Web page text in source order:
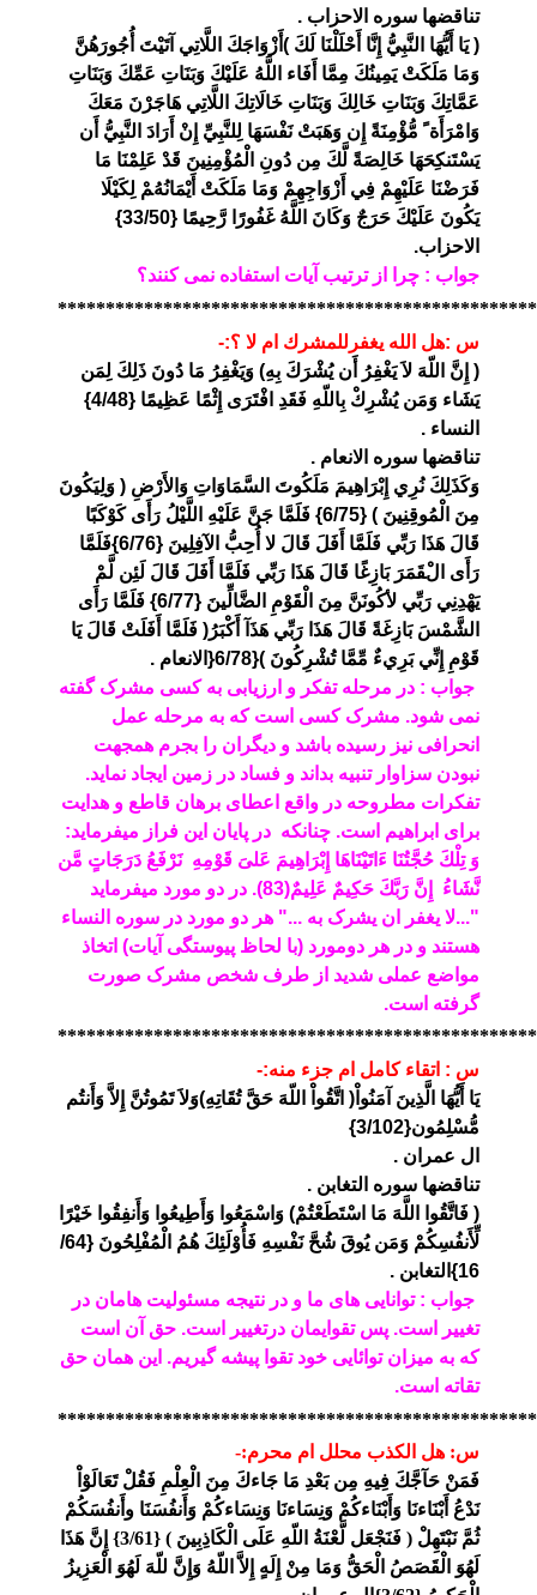
تناقضها سوره الاحزاب .
( يَا أَيُّهَا النَّبِيُّ إِنَّا أَحْلَلْنَا لَكَ )أَزْوَاجَكَ اللَّاتِي آتَيْتَ أُجُورَهُنَّ
وَمَا مَلَكَتْ يَمِينُكَ مِمَّا أَفَاء اللَّهُ عَلَيْكَ وَبَنَاتِ عَمِّكَ وَبَنَاتِ
عَمَّاتِكَ وَبَنَاتِ خَالِكَ وَبَنَاتِ خَالَاتِكَ اللَّاتِي هَاجَرْنَ مَعَكَ
وَامْرَأَة ً مُّؤْمِنَةً إِن وَهَبَتْ نَفْسَهَا لِلنَّبِيِّ إِنْ أَرَادَ النَّبِيُّ أَن
يَسْتَنكِحَهَا خَالِصَةً لَّكَ مِن دُونِ الْمُؤْمِنِينَ قَدْ عَلِمْنَا مَا
فَرَضْنَا عَلَيْهِمْ فِي أَزْوَاجِهِمْ وَمَا مَلَكَتْ أَيْمَانُهُمْ لِكَيْلَا
يَكُونَ عَلَيْكَ حَرَجٌ وَكَانَ اللَّهُ غَفُورًا رَّحِيمًا {33/50}
الاحزاب.
جواب : چرا از ترتیب آیات استفاده نمی کنند؟
س :هل الله يغفرللمشرك ام لا ؟:-
( إِنَّ اللّهَ لاَ يَغْفِرُ أَن يُشْرَكَ بِهِ) وَيَغْفِرُ مَا دُونَ ذَلِكَ لِمَن
يَشَاء وَمَن يُشْرِكْ بِاللّهِ فَقَدِ افْتَرَى إِثْمًا عَظِيمًا {4/48}
النساء .
تناقضها سوره الانعام .
وَكَذَلِكَ نُرِي إِبْرَاهِيمَ مَلَكُوتَ السَّمَاوَاتِ وَالأَرْضِ ( وَلِيَكُونَ
مِنَ الْمُوقِنِينَ ) {6/75} فَلَمَّا جَنَّ عَلَيْهِ اللَّيْلُ رَأَى كَوْكَبًا
قَالَ هَذَا رَبِّي فَلَمَّا أَفَلَ قَالَ لا أُحِبُّ الآفِلِينَ {6/76}فَلَمَّا
رَأَى الْقَمَرَ بَازِغًا قَالَ هَذَا رَبِّي فَلَمَّا أَفَلَ قَالَ لَئِن لَّمْ
يَهْدِنِي رَبِّي لأكُونَنَّ مِنَ الْقَوْمِ الضَّالِّينَ {6/77} فَلَمَّا رَأَى
الشَّمْسَ بَازِغَةً قَالَ هَذَا رَبِّي هَذَآ أَكْبَرُ( فَلَمَّا أَفَلَتْ قَالَ يَا
قَوْمِ إِنِّي بَرِيءٌ مِّمَّا تُشْرِكُونَ ){6/78{الانعام .
جواب : در مرحله تفکر و ارزیابی به کسی مشرک گفته
نمی شود. مشرک کسی است که به مرحله عمل
انحرافی نیز رسیده باشد و دیگران را بجرم همجهت
نبودن سزاوار تنبیه بداند و فساد در زمین ایجاد نماید.
تفکرات مطروحه در واقع اعطای برهان قاطع و هدایت
برای ابراهیم است. چنانکه در پایان این فراز میفرماید:
وَ تِلْكَ حُجَّتُنَا ءَاتَيْنَاهَا إِبْرَاهِيمَ عَلىَ‏ قَوْمِهِ نَرْفَعُ دَرَجَاتٍ مَّن
نَّشَاءُ إِنَّ رَبَّكَ حَكِيمٌ عَلِيمٌ(83). در دو مورد میفرماید
"...لا یغفر ان یشرک به ..." هر دو مورد در سوره النساء
هستند و در هر دومورد (با لحاظ پیوستگی آیات) اتخاذ
مواضع عملی شدید از طرف شخص مشرک صورت
گرفته است.
س : اتقاء كامل ام جزء منه:-
يَا أَيُّهَا الَّذِينَ آمَنُواْ( اتَّقُواْ اللّهَ حَقَّ تُقَاتِهِ)وَلاَ تَمُوتُنَّ إِلاَّ وَأَنتُم
مُّسْلِمُون{3/102}
ال عمران .
تناقضها سوره التغابن .
( فَاتَّقُوا اللَّهَ مَا اسْتَطَعْتُمْ) وَاسْمَعُوا وَأَطِيعُوا وَأَنفِقُوا خَيْرًا
لِّأَنفُسِكُمْ وَمَن يُوقَ شُحَّ نَفْسِهِ فَأُوْلَئِكَ هُمُ الْمُفْلِحُونَ {64/
16}التغابن .
جواب : توانایی های ما و در نتیجه مسئولیت هامان در
تغییر است. پس تقوایمان درتغییر است. حق آن است
که به میزان توائایی خود تقوا پیشه گیریم. این همان حق
تقاته است.
س: هل الكذب محلل ام محرم:-
فَمَنْ حَآجَّكَ فِيهِ مِن بَعْدِ مَا جَاءكَ مِنَ الْعِلْمِ فَقُلْ تَعَالَوْاْ
نَدْعُ أَبْنَاءنَا وَأَبْنَاءكُمْ وَنِسَاءنَا وَنِسَاءكُمْ وَأَنفُسَنَا وأَنفُسَكُمْ
ثُمَّ نَبْتَهِلْ ( فَنَجْعَل لَّعْنَةُ اللّهِ عَلَى الْكَاذِبِينَ ) {3/61} إِنَّ هَذَا
لَهُوَ الْقَصَصُ الْحَقُّ وَمَا مِنْ إِلَهٍ إِلاَّ اللّهُ وَإِنَّ للّهَ لَهُوَ الْعَزِيزُ